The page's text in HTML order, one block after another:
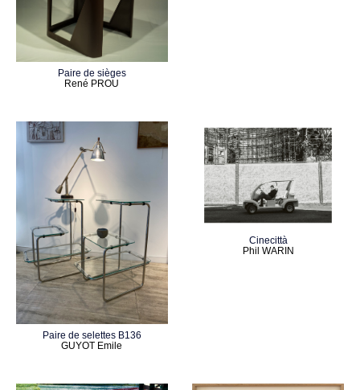
Paire de sièges
René PROU
Paire de selettes B136
GUYOT Emile
Cinecittà
Phil WARIN